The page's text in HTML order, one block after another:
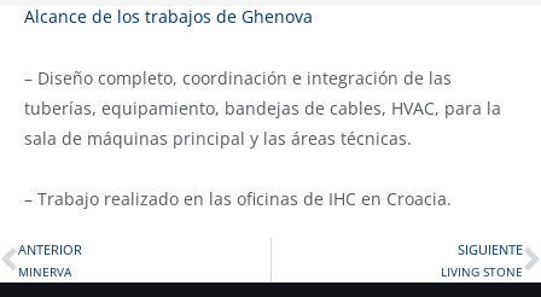
Alcance de los trabajos de Ghenova
– Diseño completo, coordinación e integración de las
tuberías, equipamiento, bandejas de cables, HVAC, para la
sala de máquinas principal y las áreas técnicas.
– Trabajo realizado en las oficinas de IHC en Croacia.
Prev
ANTERIOR
MINERVA
SIGUIENTE
LIVING STONE